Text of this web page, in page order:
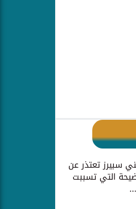
سبيرز تعتذر عن
التي تسببت